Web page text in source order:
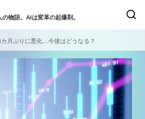
の物語。AIは変革の起爆剤。
インタビュー
ニュース
日本オムニチャネル協会
検索
カ月ぶりに悪化…今後はどうなる？